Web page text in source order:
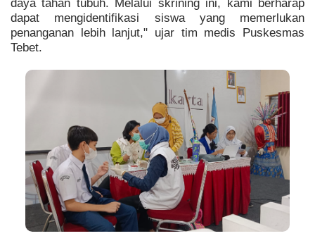
dapat mengidentifikasi siswa yang memerlukan
penanganan lebih lanjut," ujar tim medis Puskesmas
Tebet.